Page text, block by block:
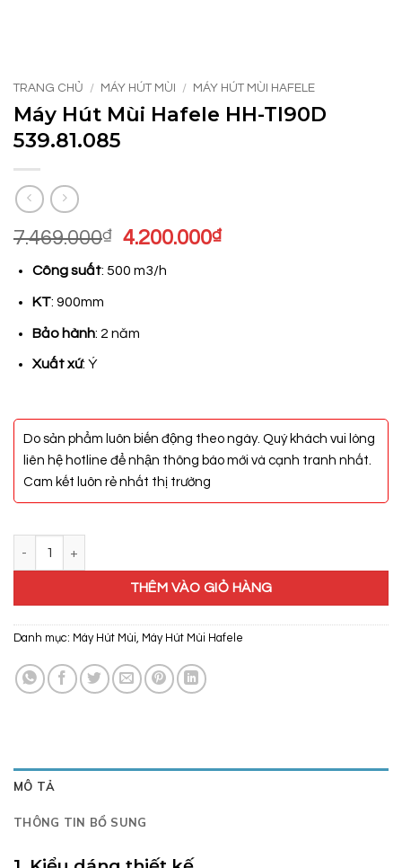
TRANG CHỦ / MÁY HÚT MÙI / MÁY HÚT MÙI HAFELE
Máy Hút Mùi Hafele HH-TI90D
539.81.085
7.469.000₫
Giá
là:
4.200.000₫Giá
Công suất: 500 m3/h
KT: 900mm
Bảo hành: 2 năm
Xuất xứ: Ý
Do sản phẩm luôn biến động theo ngày. Quý khách vui lòng
liên hệ hotline để nhận thông báo mới và cạnh tranh nhất.
Cam kết luôn rẻ nhất thị trường
THÊM VÀO GIỎ HÀNG
Danh mục: Máy Hút Mùi, Máy Hút Mùi Hafele
MÔ TẢ
THÔNG TIN BỔ SUNG